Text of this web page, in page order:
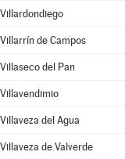
Villardondiego
Villarrín de Campos
Villaseco del Pan
Villavendimio
Villaveza del Agua
Villaveza de Valverde